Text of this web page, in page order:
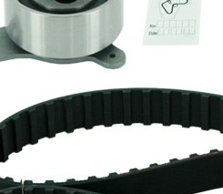
19 mm
piese de schimb
articol
Cantitate
71202
1
SKF03777 1